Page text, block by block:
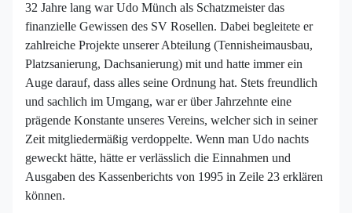
32 Jahre lang war Udo Münch als Schatzmeister das
finanzielle Gewissen des SV Rosellen. Dabei begleitete er
zahlreiche Projekte unserer Abteilung (Tennisheimausbau,
Platzsanierung, Dachsanierung) mit und hatte immer ein
Auge darauf, dass alles seine Ordnung hat. Stets freundlich
und sachlich im Umgang, war er über Jahrzehnte eine
prägende Konstante unseres Vereins, welcher sich in seiner
Zeit mitgliedermäßig verdoppelte. Wenn man Udo nachts
geweckt hätte, hätte er verlässlich die Einnahmen und
Ausgaben des Kassenberichts von 1995 in Zeile 23 erklären
können.